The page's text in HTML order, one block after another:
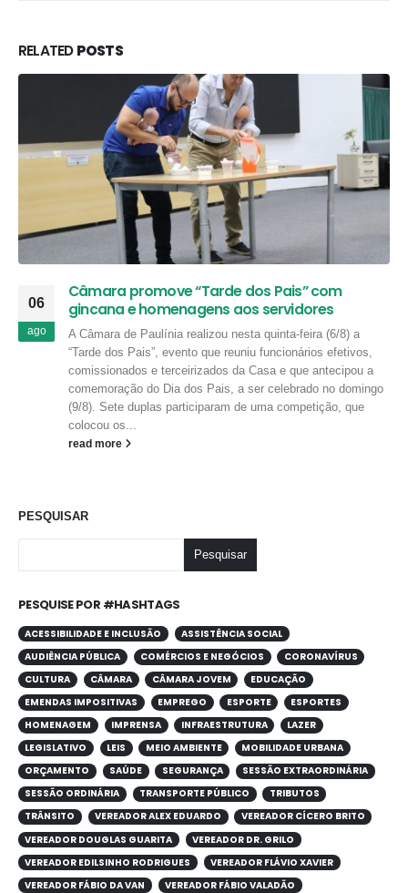
RELATEDPOSTS
06
ago
Câmara promove “Tarde dos Pais” com
gincana e homenagens aos servidores
A Câmara de Paulínia realizou nesta quinta-feira (6/8) a
“Tarde dos Pais”, evento que reuniu funcionários efetivos,
comissionados e terceirizados da Casa e que antecipou a
comemoração do Dia dos Pais, a ser celebrado no domingo
(9/8). Sete duplas participaram de uma competição, que
colocou os...
read more
PESQUISAR
Pesquisar
PESQUISE POR #HASHTAGS
ACESSIBILIDADE E INCLUSÃO
ASSISTÊNCIA SOCIAL
AUDIÊNCIA PÚBLICA
COMÉRCIOS E NEGÓCIOS
CORONAVÍRUS
CULTURA
CÂMARA CÂMARA JOVEM
EDUCAÇÃO
EMENDAS IMPOSITIVAS
EMPREGO ESPORTE
ESPORTES
HOMENAGEM
IMPRENSA INFRAESTRUTURA
LAZER
LEGISLATIVO
LEIS MEIO AMBIENTE
MOBILIDADE URBANA
ORÇAMENTO
SAÚDE SEGURANÇA
SESSÃO EXTRAORDINÁRIA
SESSÃO ORDINÁRIA
TRANSPORTE PÚBLICO
TRIBUTOS
TRÂNSITO
VEREADOR ALEX EDUARDO
VEREADOR CÍCERO BRITO
VEREADOR DOUGLAS GUARITA
VEREADOR DR. GRILO
VEREADOR EDILSINHO RODRIGUES
VEREADOR FLÁVIO XAVIER
VEREADOR FÁBIO DA VAN
VEREADOR FÁBIO VALADÃO